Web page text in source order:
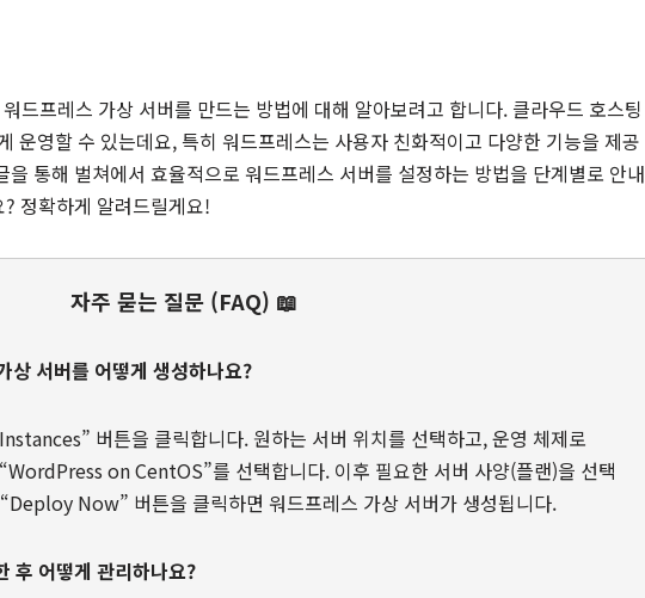
드프레스 가상 서버를 만드는 방법에 대해 알아보려고 합니다. 클라우드 호스팅
운영할 수 있는데요, 특히 워드프레스는 사용자 친화적이고 다양한 기능을 제공
통해 벌쳐에서 효율적으로 워드프레스 서버를 설정하는 방법을 단계별로 안내
정확하게 알려드릴게요!
자주 묻는 질문 (FAQ) 📖
서버를 어떻게 생성하나요?
버튼을 클릭합니다. 원하는 서버 위치를 선택하고, 운영 체제로
on CentOS”를 선택합니다. 이후 필요한 서버 사양(플랜)을 선택
Now” 버튼을 클릭하면 워드프레스 가상 서버가 생성됩니다.
후 어떻게 관리하나요?